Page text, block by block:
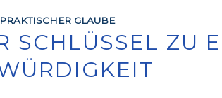
PRAKTISCHER GLAUBE
SCHLÜSSEL ZU